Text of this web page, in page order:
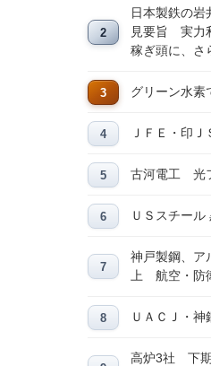
日本製鉄の岩
見要旨 実力
稼ぎ頭に、さ
グリーン水
ＪＦＥ・印
古河電工 光
ＵＳスチー
神戸製鋼、
上 航空・防
ＵＡＣＪ・
高炉3社 下